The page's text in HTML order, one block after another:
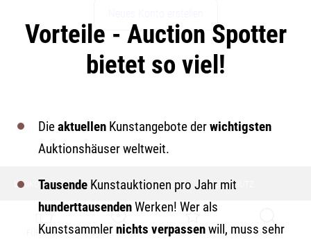
Vorteile - Auction Spotter
bietet so viel!
Dieaktuellen Kunstangebote derwichtigsten
Auktionshäuser weltweit.
Tausende Kunstauktionen pro Jahr mit
hunderttausendenWerken! Wer als
Kunstsammlernichts verpassenwill, muss sehr
LEXIKON KÜNSTLER KONTAKT & IMPRESSUM DATENSCHUTZ
FÜR MICH MEINE SUCHEN GEMERKT SUCHE